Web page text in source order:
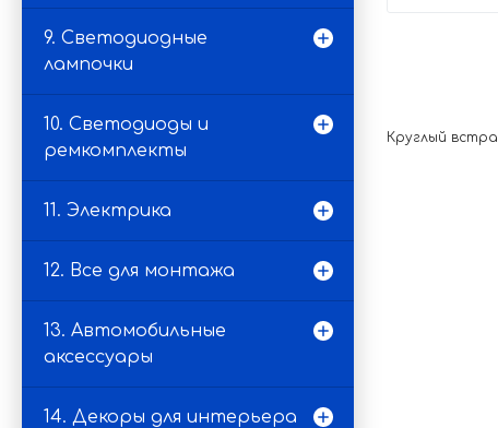
9. Светодиодные
лампочки
10. Светодиоды и
ремкомплекты
11. Электрика
12. Все для монтажа
13. Автомобильные
аксессуары
14. Декоры для интерьера
Круглый